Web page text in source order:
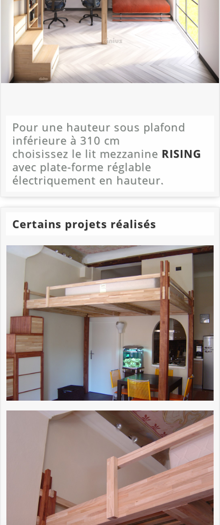
Pour une hauteur sous plafond
inférieure à 310 cm
choisissez le lit mezzanine RISING
avec plate-forme réglable
électriquement en hauteur.
Certains projets réalisés